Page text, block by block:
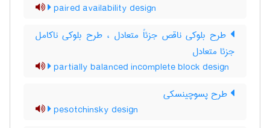
paired availability design
طرح بلوکی ناقص جزئاً متعادل ، طرح بلوکی ناکامل
جزئا متعادل
partially balanced incomplete block design
طرح پسوچینسکی
pesotchinsky design